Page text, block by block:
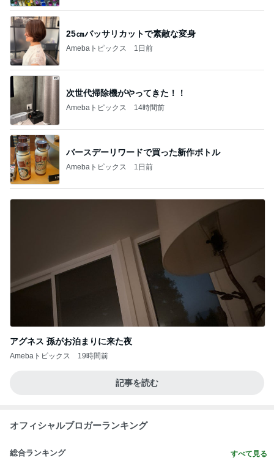
25㎝バッサリカットで素敵な変身
Amebaトピックス 1日前
次世代掃除機がやってきた！！
Amebaトピックス 14時間前
バースデーリワードで買った新作ボトル
Amebaトピックス 1日前
アグネス 孫がお泊まりに来た夜
Amebaトピックス 19時間前
記事を読む
オフィシャルブロガーランキング
総合ランキング すべて見る